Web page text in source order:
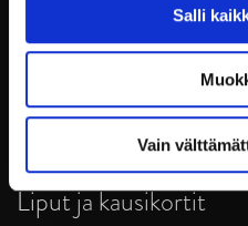
Salli
Vain
Puistokatu 21,
Ottelut
Liput ja kausikortit